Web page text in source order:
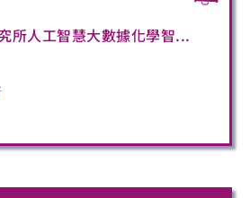
所人工智慧大數據化學智...